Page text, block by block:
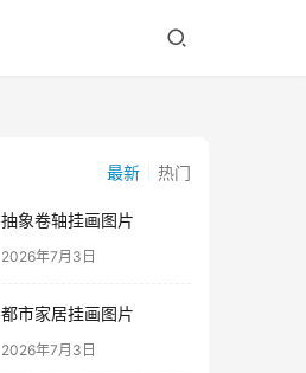
最新 热门
抽象卷轴挂画图片
2026年7月3日
都市家居挂画图片
2026年7月3日